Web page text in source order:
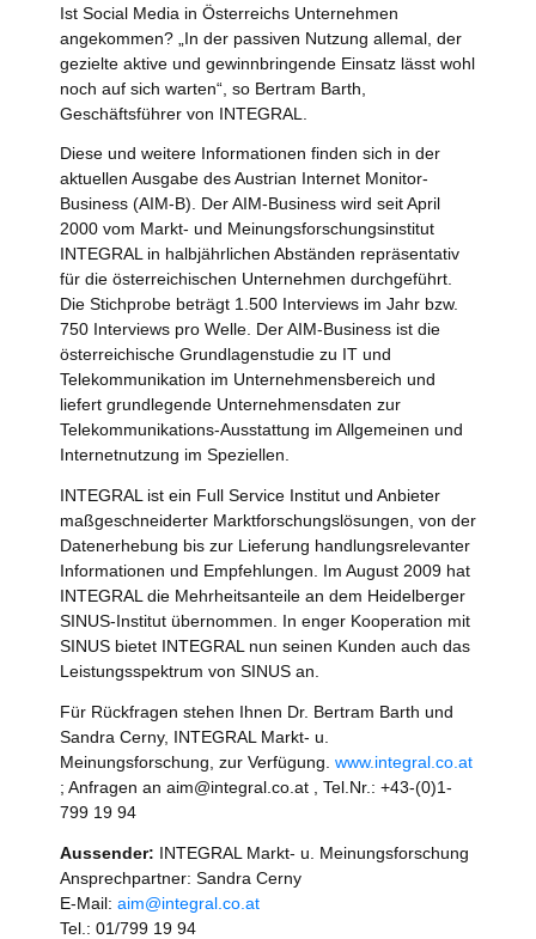
Ist Social Media in Österreichs Unternehmen
angekommen? „In der passiven Nutzung allemal, der
gezielte aktive und gewinnbringende Einsatz lässt wohl
noch auf sich warten“, so Bertram Barth,
Geschäftsführer von INTEGRAL.
Diese und weitere Informationen finden sich in der
aktuellen Ausgabe des Austrian Internet Monitor-
Business (AIM-B). Der AIM-Business wird seit April
2000 vom Markt- und Meinungsforschungsinstitut
INTEGRAL in halbjährlichen Abständen repräsentativ
für die österreichischen Unternehmen durchgeführt.
Die Stichprobe beträgt 1.500 Interviews im Jahr bzw.
750 Interviews pro Welle. Der AIM-Business ist die
österreichische Grundlagenstudie zu IT und
Telekommunikation im Unternehmensbereich und
liefert grundlegende Unternehmensdaten zur
Telekommunikations-Ausstattung im Allgemeinen und
Internetnutzung im Speziellen.
INTEGRAL ist ein Full Service Institut und Anbieter
maßgeschneiderter Marktforschungslösungen, von der
Datenerhebung bis zur Lieferung handlungsrelevanter
Informationen und Empfehlungen. Im August 2009 hat
INTEGRAL die Mehrheitsanteile an dem Heidelberger
SINUS-Institut übernommen. In enger Kooperation mit
SINUS bietet INTEGRAL nun seinen Kunden auch das
Leistungsspektrum von SINUS an.
Für Rückfragen stehen Ihnen Dr. Bertram Barth und
Sandra Cerny, INTEGRAL Markt- u.
Meinungsforschung, zur Verfügung. www.integral.co.at
; Anfragen an aim@integral.co.at , Tel.Nr.: +43-(0)1-
799 19 94
Aussender: INTEGRAL Markt- u. Meinungsforschung
Ansprechpartner: Sandra Cerny
E-Mail: aim@integral.co.at
Tel.: 01/799 19 94